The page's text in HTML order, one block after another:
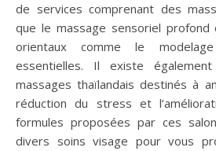
de services comprenant des
que le massage sensoriel
orientaux comme le
essentielles. Il existe
massages thaïlandais destinés à
réduction du stress et
formules proposées par ces
divers soins visage pour vous